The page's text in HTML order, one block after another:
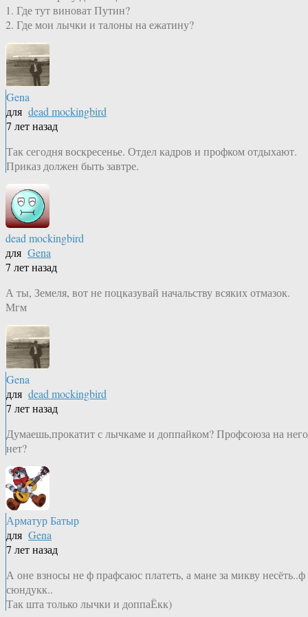
1. Где тут виноват Путин?
2. Где мои лычки и талоны на ежатину?
Gena
для dead mockingbird
7 лет назад
Так сегодня воскресенье. Отдел кадров и профком отдыхают.
Приказ должен быть завтре.
dead mockingbird
для Gena
7 лет назад
А ты, Земеля, вот не поцказувай начальству всяких отмазок.
Мгм
Gena
для dead mockingbird
7 лет назад
Думаешь,прокатит с лычкаме и доппайком? Профсоюза на него
нет?
Арматур Батыр
для Gena
7 лет назад
А оне взносы не ф прафсаюс платеть, а мане за микву несёть..ф
сюндукк..
Так шта только лычки и доппаЁкк)